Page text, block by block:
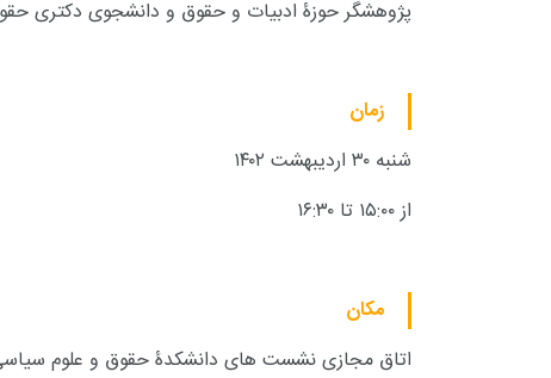
پژوهشگر حوزۀ ادبیات و حقوق و دانشجوی دکتری
زمان
شنبه ۳۰ اردیبهشت ۱۴۰۲
از ۱۵:۰۰ تا ۱۶:۳۰
مکان
اتاق مجازی نشست های دانشکدۀ حقوق و علوم